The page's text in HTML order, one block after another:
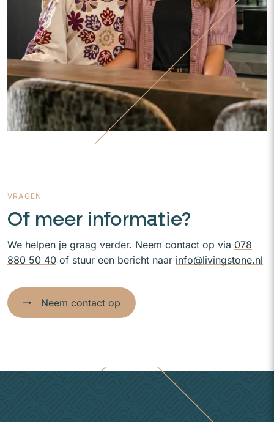
VRAGEN
Of meer informatie?
We helpen je graag verder. Neem contact op via 078
880 50 40 of stuur een bericht naar info@livingstone.nl
Neem contact op